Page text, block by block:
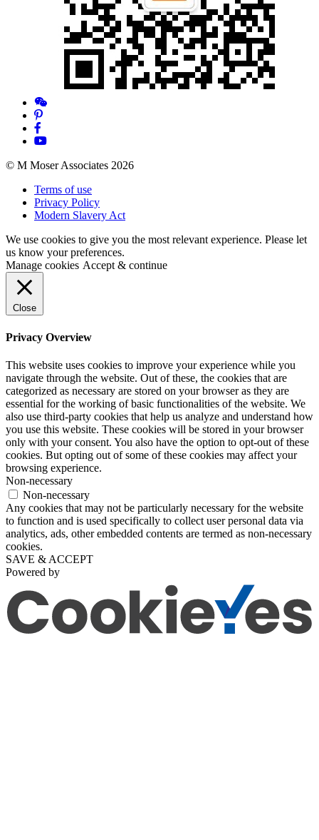
© M Moser Associates 2026
Terms of use
Privacy Policy
Modern Slavery Act
We use cookies to give you the most relevant experience. Please let
us know your preferences.
Manage cookies Accept & continue
Close
Privacy Overview
This website uses cookies to improve your experience while you
navigate through the website. Out of these, the cookies that are
categorized as necessary are stored on your browser as they are
essential for the working of basic functionalities of the website. We
also use third-party cookies that help us analyze and understand how
you use this website. These cookies will be stored in your browser
only with your consent. You also have the option to opt-out of these
cookies. But opting out of some of these cookies may affect your
browsing experience.
Non-necessary
Non-necessary
Any cookies that may not be particularly necessary for the website
to function and is used specifically to collect user personal data via
analytics, ads, other embedded contents are termed as non-necessary
cookies.
SAVE & ACCEPT
Powered by